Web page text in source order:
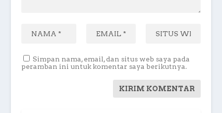
Simpan nama, email, dan situs web saya pada
peramban ini untuk komentar saya berikutnya.